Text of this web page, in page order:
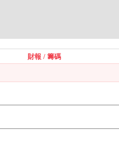
財報 / 籌碼